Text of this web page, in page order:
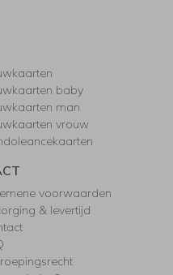
baby
man
vrouw
voorwaarden
& levertijd